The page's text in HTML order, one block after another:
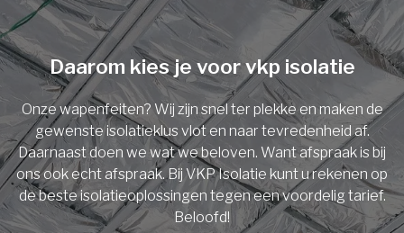
Spouwisolatie
Vloerisolatie
Dakisolatie
Gevelisolatie
Vul uw gegevens in en ontvang nu direct uw
berekening per mail.
Voornaam
Achternaam
Daarom kies je voor vkp isolatie
Onze wapenfeiten? Wij zijn snel ter plekke en maken de
gewenste isolatieklus vlot en naar tevredenheid af.
Daarnaast doen we wat we beloven. Want afspraak is bij
ons ook echt afspraak. Bij VKP Isolatie kunt u rekenen op
de beste isolatieoplossingen tegen een voordelig tarief.
Beloofd!